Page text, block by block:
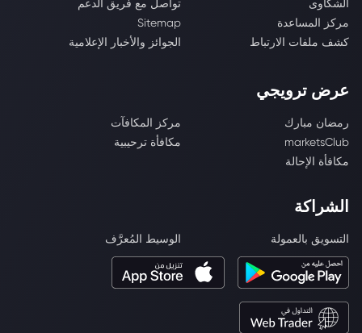
الشكاوى
تواصل مع فريق الدعم
مركز المساعدة
Sitemap
كشف ملفات الارتباط
الجوائز والأخبار الإعلامية
عرض ترويجي
رمضان مبارك
مركز المكافآت
marketsClub
مكافأة ترحيبية
مكافأة الإحالة
الشراكة
التسويق بالعمولة الوسيط المُعرَّف